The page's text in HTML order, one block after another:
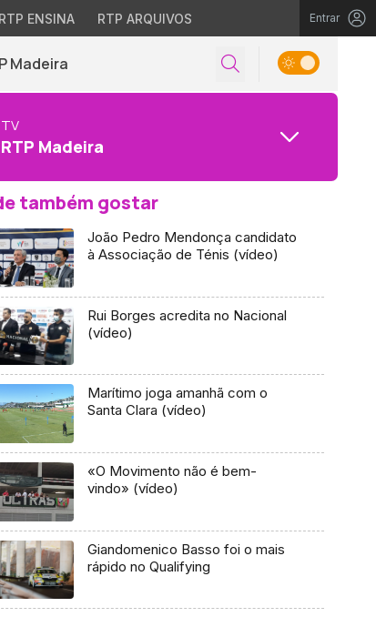
RTP ENSINA RTP ARQUIVOS Entrar
Madeira
TV
RTP Madeira
também gostar
João Pedro Mendonça candidato
à Associação de Ténis (vídeo)
Rui Borges acredita no Nacional
(vídeo)
Marítimo joga amanhã com o
Santa Clara (vídeo)
«O Movimento não é bem-
vindo» (vídeo)
Giandomenico Basso foi o mais
rápido no Qualifying